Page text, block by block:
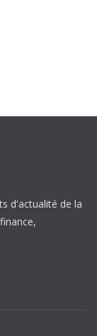
d'actualité de la